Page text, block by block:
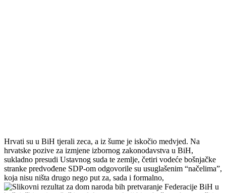
Hrvati su u BiH tjerali zeca, a iz šume je iskočio medvjed. Na
hrvatske pozive za izmjene izbornog zakonodavstva u BiH,
sukladno presudi Ustavnog suda te zemlje, četiri vodeće bošnjačke
stranke predvođene SDP-om odgovorile su usuglašenim “načelima”,
koja nisu ništa drugo nego put za, sada i formalno,
pretvaranje Federacije BiH u